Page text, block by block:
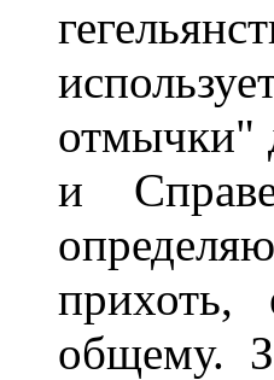
отмычки"
и
прихоть,
общему.